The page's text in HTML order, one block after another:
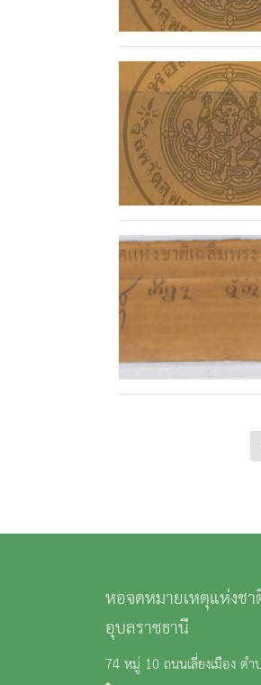
หอจดหมายเหตุแห่งช
อุบลราชธานี
74 หมู่ 10 ถนนเลี่ยงเมือง ต